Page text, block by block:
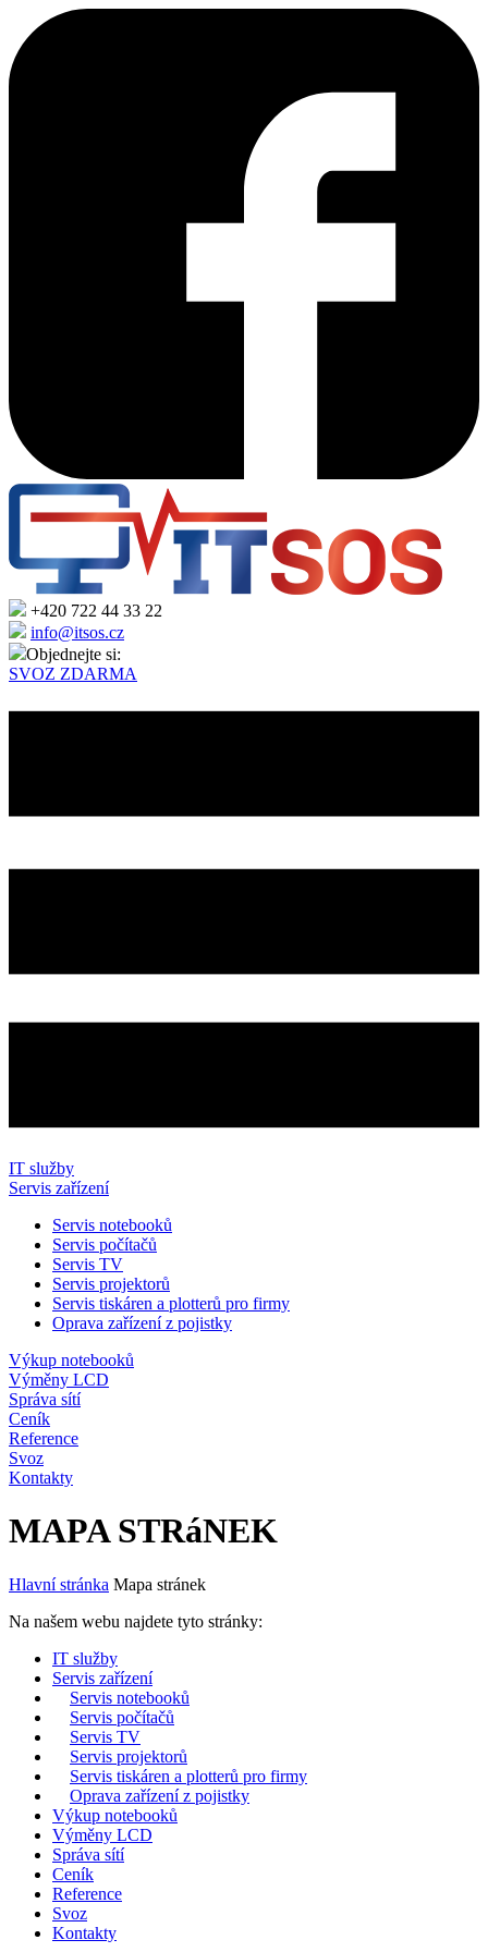
+420 722 44 33 22
info@itsos.cz
Objednejte si:
SVOZ ZDARMA
IT služby
Servis zařízení
Servis notebooků
Servis počítačů
Servis TV
Servis projektorů
Servis tiskáren a plotterů pro firmy
Oprava zařízení z pojistky
Výkup notebooků
Výměny LCD
Správa sítí
Ceník
Reference
Svoz
Kontakty
MAPA STRáNEK
Hlavní stránka Mapa stránek
Na našem webu najdete tyto stránky:
IT služby
Servis zařízení
Servis notebooků
Servis počítačů
Servis TV
Servis projektorů
Servis tiskáren a plotterů pro firmy
Oprava zařízení z pojistky
Výkup notebooků
Výměny LCD
Správa sítí
Ceník
Reference
Svoz
Kontakty